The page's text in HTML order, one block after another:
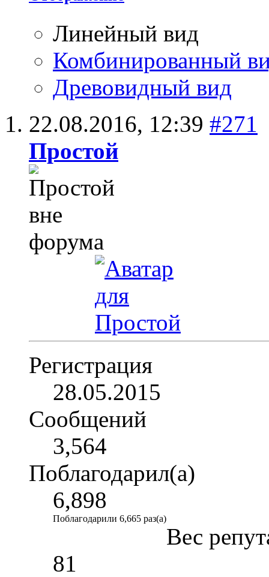
Линейный вид
Комбинированный
Древовидный вид
22.08.2016, 12:39 #271
Простой
Регистрация
28.05.2015
Сообщений
3,564
Поблагодарил(а)
6,898
Поблагодарили 6,665 раз(а)
Вес
81